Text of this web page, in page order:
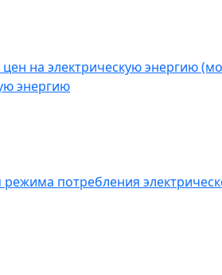
на электрическую энергию
энергию
потребления